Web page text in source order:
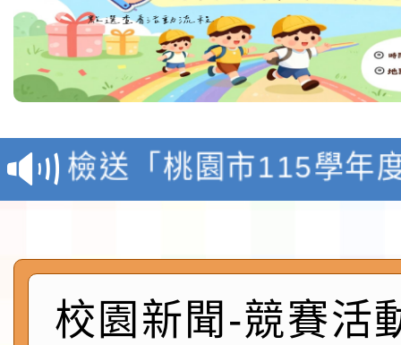
本校115學年度第1學
第3次招考代課鐘點教
告(不再辦理後續甄選)
檢送「桃園市115學年
賽實施要點」1份
本市「115學年度學生
程安排一案
「桃園市補助參觀特色
展演活動實施計畫」
社團法人中華民國畫廊
校園新聞-競賽活